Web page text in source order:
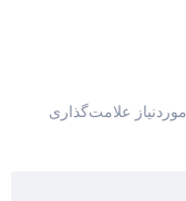
علامت‌گذاری